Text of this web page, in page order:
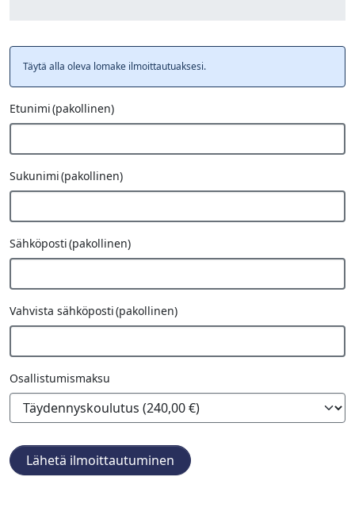
Täytä alla oleva lomake ilmoittautuaksesi.
Etunimi(pakollinen)
Sukunimi(pakollinen)
Sähköposti(pakollinen)
Vahvista sähköposti(pakollinen)
Osallistumismaksu
Lähetä ilmoittautuminen